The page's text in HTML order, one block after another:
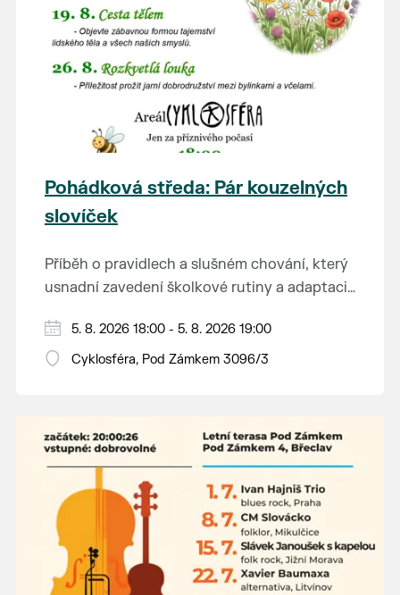
Pohádková středa: Pár kouzelných
slovíček
Příběh o pravidlech a slušném chování, který
usnadní zavedení školkové rutiny a adaptaci
Hraje se jen za příznivého počasí.
Vstupné dobrovolné.
5. 8. 2026 18:00 - 5. 8. 2026 19:00
Cyklosféra, Pod Zámkem 3096/3